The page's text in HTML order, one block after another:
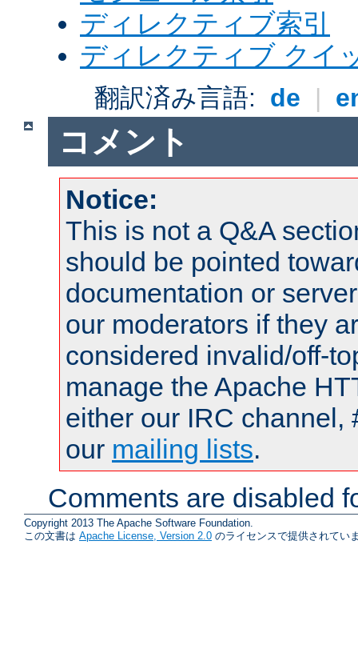
ディレクティブ索引
ディレクティブ クイ
翻訳済み言語: de |
コメント
Notice:
This is not a Q&A
should be pointed
documentation or
our moderators if they
considered invalid/off-
manage the Apache
either our IRC channel,
our mailing lists.
Comments are disabled
Copyright 2013 The Apache Software Foundation.
この文書は Apache License, Version 2.0 のライセンスで提供されてい